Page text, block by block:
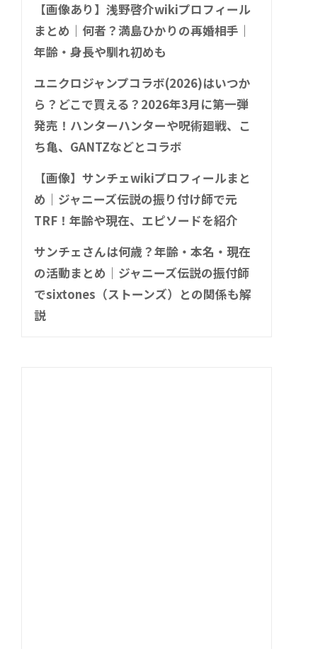
【画像あり】浅野啓介wikiプロフィール
まとめ｜何者？満島ひかりの再婚相手｜
年齢・身長や馴れ初めも
ユニクロジャンプコラボ(2026)はいつか
ら？どこで買える？2026年3月に第一弾
発売！ハンターハンターや呪術廻戦、こ
ち亀、GANTZなどとコラボ
【画像】サンチェwikiプロフィールまと
め｜ジャニーズ伝説の振り付け師で元
TRF！年齢や現在、エピソードを紹介
サンチェさんは何歳？年齢・本名・現在
の活動まとめ｜ジャニーズ伝説の振付師
でsixtones（ストーンズ）との関係も解
説